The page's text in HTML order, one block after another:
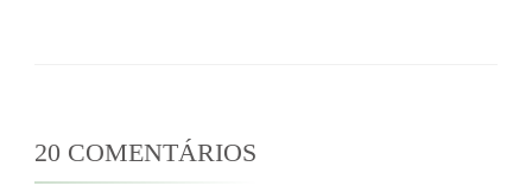
20 COMENTÁRIOS